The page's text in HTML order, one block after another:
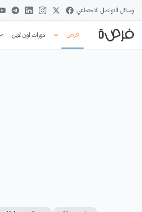
وسائل التواصل الاجتماعي
فرص دورات اون لاين